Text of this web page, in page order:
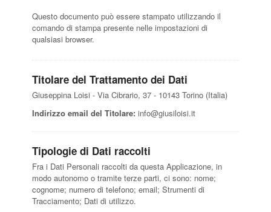
Questo documento può essere stampato utilizzando il
comando di stampa presente nelle impostazioni di
qualsiasi browser.
Titolare del Trattamento dei Dati
Giuseppina Loisi - Via Cibrario, 37 - 10143 Torino (Italia)
Indirizzo email del Titolare: info@giusiloisi.it
Tipologie di Dati raccolti
Fra i Dati Personali raccolti da questa Applicazione, in
modo autonomo o tramite terze parti, ci sono: nome;
cognome; numero di telefono; email; Strumenti di
Tracciamento; Dati di utilizzo.